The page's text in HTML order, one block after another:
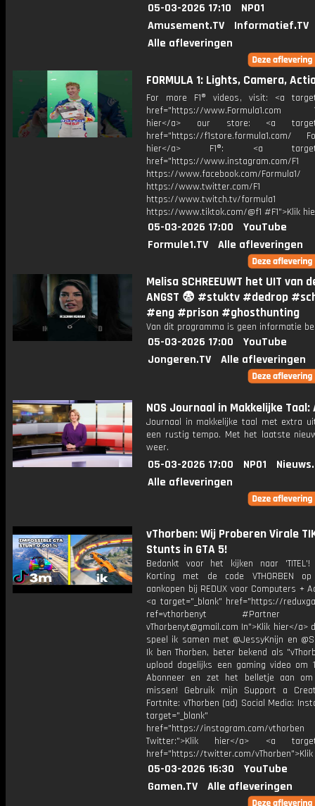
05-03-2026 17:10
NPO1
Amusement.TV
Informatief.TV
Alle afleveringen
FORMULA 1: Lights, Camera,
For more F1® videos, visit: <a
href="https://www.Formula1.com
hier</a> our store: <a
href="https://f1store.formula1.com/
hier</a> F1®: <a
href="https://www.instagram.com/F1
https://www.facebook.com/Formula1/
https://www.twitter.com/F1
https://www.twitch.tv/formula1
https://www.tiktok.com/@f1 #F1">Klik
05-03-2026 17:00
YouTube
Formule1.TV
Alle afleveringen
Melisa SCHREEUWT het UIT van
ANGST 😨 #stuktv #dedrop
#eng #prison #ghosthunting
Van dit programma is geen informatie
05-03-2026 17:00
YouTube
Jongeren.TV
Alle afleveringen
NOS Journaal in Makkelijke
Journaal in makkelijke taal met extra
een rustig tempo. Met het laatste
weer.
05-03-2026 17:00 NPO1
Alle afleveringen
vThorben: Wij Proberen Virale
Stunts in GTA 5!
Bedankt voor het kijken naar
Korting met de code VTHORBEN
aankopen bij REDUX voor Computers +
<a target="_blank" href="https://
ref=vthorbenyt #Partner
vThorbenyt@gmail.com In">Klik hier</a>
speel ik samen met @JessyKnijn en
Ik ben Thorben, beter bekend als
upload dagelijks een gaming video om
Abonneer en zet het belletje aan
missen! Gebruik mijn Support a
Fortnite: vThorben (ad) Social Media:
target="_blank"
href="https://instagram.com/vthorben
Twitter:">Klik hier</a> <a
href="https://twitter.com/
05-03-2026 16:30
YouTube
Gamen.TV
Alle afleveringen